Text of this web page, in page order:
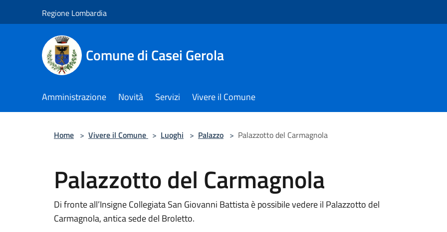
Regione Lombardia
Comune di Casei Gerola
Amministrazione Novità Servizi Vivere il Comune
Home > Vivere il Comune > Luoghi > Palazzo > Palazzotto del Carmagnola
Palazzotto del Carmagnola
Di fronte all’Insigne Collegiata San Giovanni Battista è possibile vedere il Palazzotto del
Carmagnola, antica sede del Broletto.